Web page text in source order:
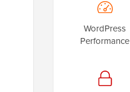
WordPress
Performance